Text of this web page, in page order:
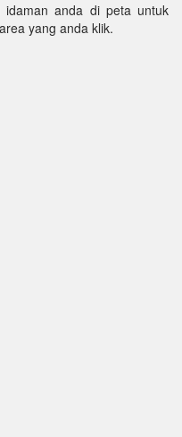
anda di peta untuk
yang anda klik.